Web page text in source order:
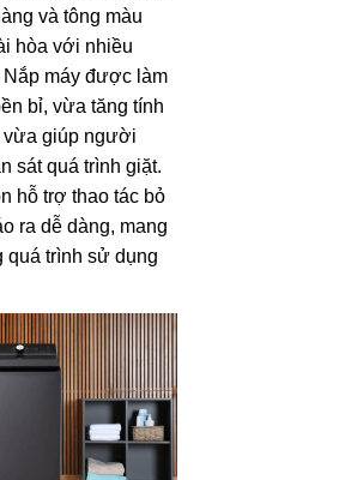
và tông màu
hòa với nhiều
Nắp máy được làm
bỉ, vừa tăng tính
vừa giúp người
sát quá trình giặt.
hỗ trợ thao tác bỏ
ra dễ dàng, mang
quá trình sử dụng